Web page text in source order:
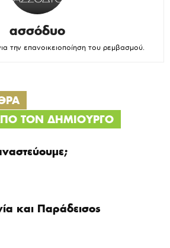
ασσόδυο
την επανοικειοποίηση του ρεμβασμού.
ΤΟΝ ΔΗΜΙΟΥΡΓΟ
και Παράδεισος